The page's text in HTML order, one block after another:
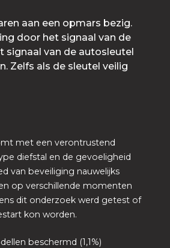
aan een opmars bezig.
door het signaal van de
signaal van de autosleutel
Zelfs als de sleutel veilig
met een verontrustend
diefstal en de gevoeligheid
van beveiliging nauwelijks
op verschillende momenten
dit onderzoek werd getest of
kon worden.
beschermd (1,1%)